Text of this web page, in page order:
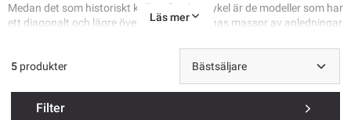
Medan det som historiskt kallats för damcykel är de modeller som har
ett diagonalt och lägre överrör. Det kan finnas massor av anledningar
överrör, det kan ha att göra med cyklistens fysiska förutsättningar
och vilka krav man har på sin cykeln. Men klassificeringen mellan
dam och herr fyller där inget egentligt syfte. Därför vill vi
kropp ser ut och fungerar samt vilka estetiska preferenser du har och
Läs mer
Filter
5 produkter